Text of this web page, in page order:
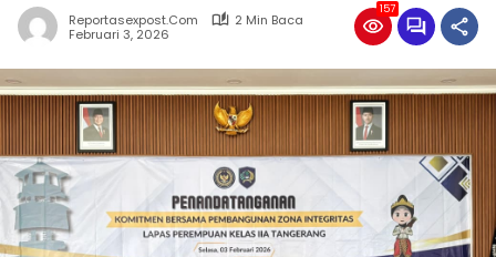
Reportasexpost.com
2 Min Baca
Februari 3, 2026
157